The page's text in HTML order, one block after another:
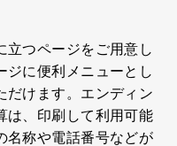
立つページをご用意し
ジに便利メニューとし
だけます。エンディン
は、印刷して利用可能
名称や電話番号などが